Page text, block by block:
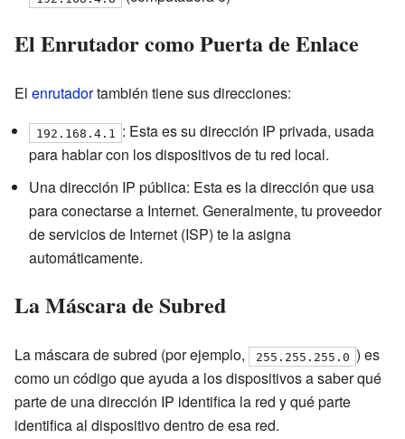
El Enrutador como Puerta de Enlace
El enrutadortambién tiene sus direcciones:
192.168.4.1
: Esta es su dirección IP privada, usada
para hablar con los dispositivos de tu red local.
Una dirección IP pública: Esta es la dirección que usa
para conectarse a Internet. Generalmente, tu proveedor
de servicios de Internet (ISP) te la asigna
automáticamente.
La Máscara de Subred
La máscara de subred (por ejemplo, 255.255.255.0 ) es
como un código que ayuda a los dispositivos a saber qué
parte de una dirección IP identifica la red y qué parte
identifica al dispositivo dentro de esa red.